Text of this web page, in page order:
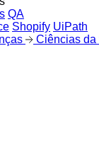
QA
Shopify UiPath
Ciências da